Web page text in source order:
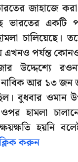
জাহাজে
একটি
চালিয়েছে।
এখনও পর্যন্ত
উদ্দেশ্যে
আর ১৩ জন
বুধবার ওমান
হামলা
হয়নি
করুন